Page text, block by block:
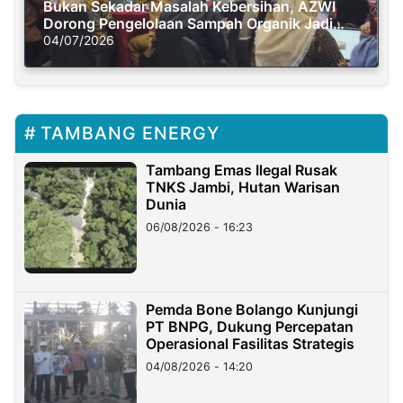
Bukan Sekadar Masalah Kebersihan, AZWI
Dorong Pengelolaan Sampah Organik Jadi
Solusi Krisis Iklim
04/07/2026
TAMBANG ENERGY
Tambang Emas Ilegal Rusak
TNKS Jambi, Hutan Warisan
Dunia
06/08/2026 - 16:23
Pemda Bone Bolango Kunjungi
PT BNPG, Dukung Percepatan
Operasional Fasilitas Strategis
04/08/2026 - 14:20